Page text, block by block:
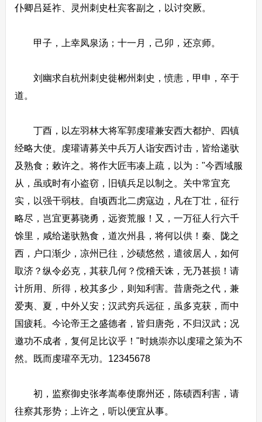
仆卿吕延祚、灵州刺史杜宾客副之，以讨突厥。
甲子，上幸凤泉汤；十一月，己卯，还京师。
刘幽求自杭州刺史徙郴州刺史，愤恚，甲申，卒于
道。
丁酉，以左羽林大将军郭虔瓘兼安西大都护、四镇
经略大使。虔瓘请募关中兵万人诣安西讨击，皆给递驮
及熟食；敕许之。将作大匠韦凑上疏，以为："今西域服
从，虽或时有小盗窃，旧镇兵足以制之。关中常宜充
实，以强干弱枝。自顷西北二虏寇边，凡在丁壮，征行
略尽，岂宜更募骁勇，远资荒服！又，一万征人行六千
馀里，咸给递驮熟食，道次州县，将何以供！秦、陇之
西，户口渐少，凉州已往，沙碛悠然，遣彼居人，如何
取济？纵令必克，其获几何？傥稽天诛，无乃甚损！请
计所用、所得，校其多少，则知利害。昔唐尧之代，兼
爱夷、夏，中外乂安；汉武穷兵远征，虽多克获，而中
国疲耗。今论帝王之盛德者，皆归唐尧，不归汉武；况
邀功不成者，复何足比议乎！"时姚崇亦以虔瓘之策为不
然。既而虔瓘卒无功。12345678
初，监察御史张孝嵩奉使廓州还，陈碛西利害，请
往察其形势；上许之，听以便宜从事。